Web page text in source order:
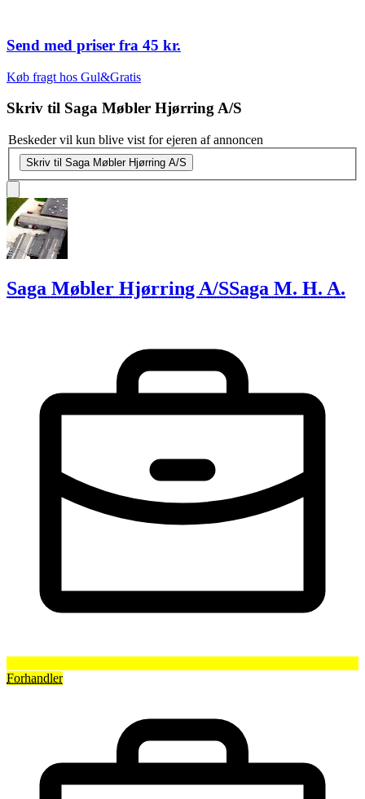
Send med priser fra 45 kr.
Køb fragt hos Gul&Gratis
Skriv til Saga Møbler Hjørring A/S
Beskeder vil kun blive vist for ejeren af annoncen
Skriv til Saga Møbler Hjørring A/S
Saga Møbler Hjørring A/SSaga M. H. A.
Forhandler